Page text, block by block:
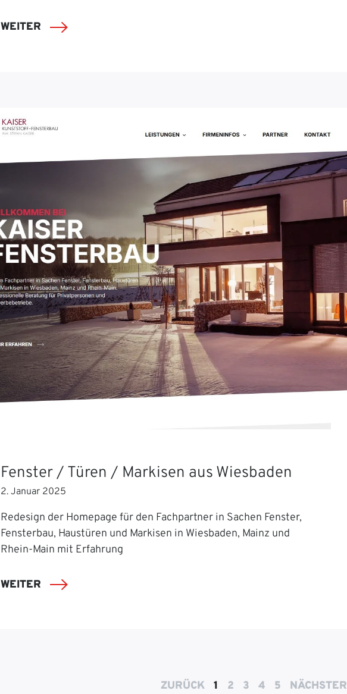
WEITER
Fenster / Türen / Markisen aus Wiesbaden
2. Januar 2025
Redesign der Homepage für den Fachpartner in Sachen Fenster,
Fensterbau, Haustüren und Markisen in Wiesbaden, Mainz und
Rhein-Main mit Erfahrung
WEITER
ZURÜCK 1 2 3 4 5 NÄCHSTER